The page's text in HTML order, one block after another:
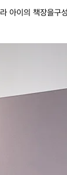
아이의 책장을